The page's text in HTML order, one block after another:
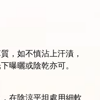
，如不慎沾上汗漬，
曝曬或陰乾亦可。
在陰涼平坦處用細軟